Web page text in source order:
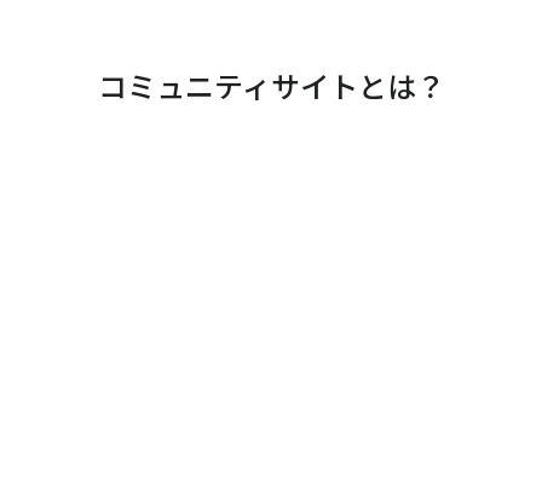
コミュニティサイトとは？